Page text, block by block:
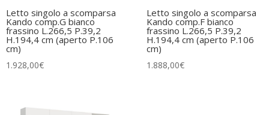
Letto singolo a scomparsa
Kando comp.G bianco
frassino L.266,5 P.39,2
H.194,4 cm (aperto P.106
cm)
1.928,00€
Letto singolo a scomparsa
Kando comp.F bianco
frassino L.266,5 P.39,2
H.194,4 cm (aperto P.106
cm)
1.888,00€